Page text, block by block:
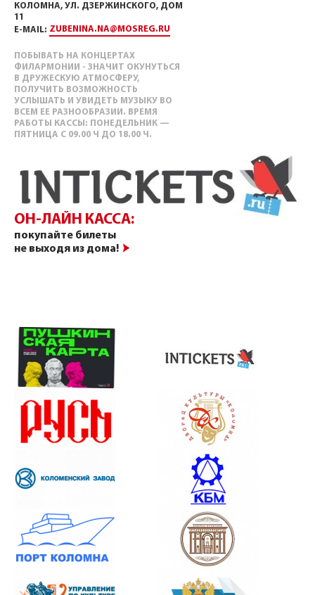
КОЛОМНА, УЛ. ДЗЕРЖИНСКОГО, ДОМ
11
E-MAIL: ZUBENINA.NA@MOSREG.RU
ПОБЫВАТЬ НА КОНЦЕРТАХ
ФИЛАРМОНИИ - ЗНАЧИТ ОКУНУТЬСЯ
В ДРУЖЕСКУЮ АТМОСФЕРУ,
ПОЛУЧИТЬ ВОЗМОЖНОСТЬ
УСЛЫШАТЬ И УВИДЕТЬ МУЗЫКУ ВО
ВСЕМ ЕЕ РАЗНООБРАЗИИ. ВРЕМЯ
РАБОТЫ КАССЫ: ПОНЕДЕЛЬНИК —
ПЯТНИЦА С 09.00 Ч ДО 18.00 Ч.
ОН-ЛАЙН КАССА:
покупайте билеты
не выходя из дома!